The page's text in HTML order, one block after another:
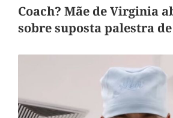
Coach? Mãe de Virginia
sobre suposta palestra